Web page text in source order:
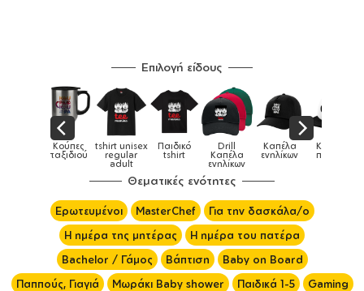
Επιλογή είδους
tshirt unisex
regular
Παιδικό
tshirt
Drill
Καπέλα
ενηλίκων
Καπέλα
ενηλίκων
Καπέλα
παιδικά Κούπες
Θεματικές ενότητες
Ερωτευμένοι MasterChef
Για την δασκάλα/ο
Η ημέρα της μητέρας
Η ημέρα του πατέρα
Bachelor / Γάμος
Βάπτιση
Baby on Board
Παππούς, Γιαγιά
Μωράκι Baby shower Παιδικά 1-5
Gaming